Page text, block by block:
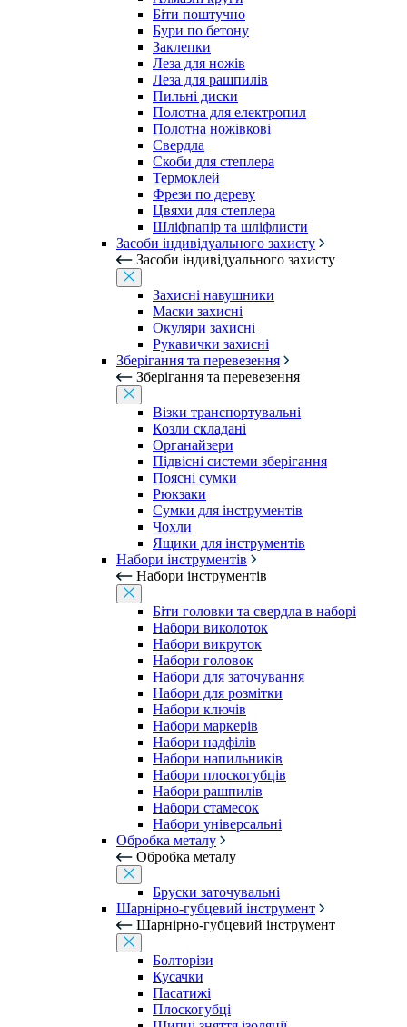
Біти поштучно
Бури по бетону
Заклепки
Леза для ножів
Леза для рашпилів
Пильні диски
Полотна для електропил
Полотна ножівкові
Свердла
Скоби для степлера
Термоклей
Фрези по дереву
Цвяхи для степлера
Шліфпапір та шліфлисти
Засоби індивідуального захисту
Засоби індивідуального захисту
Захисні навушники
Маски захисні
Окуляри захисні
Рукавички захисні
Зберігання та перевезення
Зберігання та перевезення
Візки транспортувальні
Козли складані
Органайзери
Підвісні системи зберігання
Поясні сумки
Рюкзаки
Сумки для інструментів
Чохли
Ящики для інструментів
Набори інструментів
Набори інструментів
Біти головки та свердла в наборі
Набори виколоток
Набори викруток
Набори головок
Набори для заточування
Набори для розмітки
Набори ключів
Набори маркерів
Набори надфілів
Набори напильників
Набори плоскогубців
Набори рашпилів
Набори стамесок
Набори універсальні
Обробка металу
Обробка металу
Бруски заточувальні
Шарнірно-губцевий інструмент
Шарнірно-губцевий інструмент
Болторізи
Кусачки
Пасатижі
Плоскогубці